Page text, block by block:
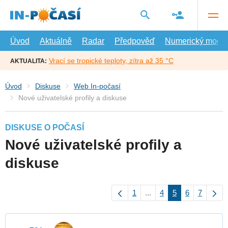
hlavní
Úvod
Aktuálně Radar Předpověď Numerický model
AKTUALITA: Vrací se tropické teploty, zítra až 35 °C
Úvod Diskuse
Web In-počasí
Nové uživatelské profily a diskuse
DISKUSE O POČASÍ
Nové uživatelské profily a
diskuse
1 ... 4 5 6 7